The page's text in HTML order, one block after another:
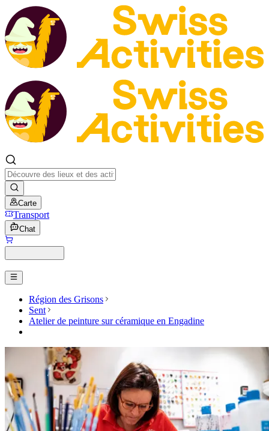
Carte
Transport
Chat
Région des Grisons
Sent
Atelier de peinture sur céramique en Engadine